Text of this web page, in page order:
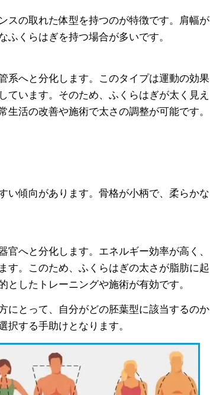
スの取れた体型を持つのが特徴です。肩幅が
ふくらはぎを持つ場合が多いです。
系へと分化します。このタイプは運動の効果
ています。そのため、ふくらはぎが太く見え
生活の改善や施術で太さの調整が可能です。
い傾向があります。骨格が小柄で、柔らかな
官へと分化します。エネルギー効率が高く、
す。このため、ふくらはぎの太さが脂肪に起
としたトレーニングや施術が有効です。
にとって、自分がどの胚葉型に該当するのか
択する手助けとなります。